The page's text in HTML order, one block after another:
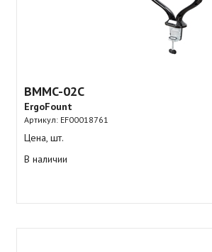
BMMC-02C
ErgoFount
Артикул: EF00018761
Цена, шт.
В наличии